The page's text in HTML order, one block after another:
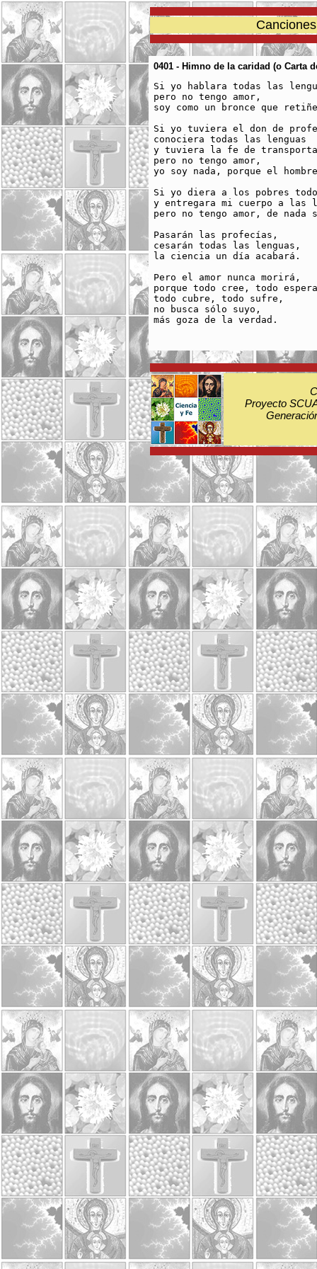
0401 - Himno de la caridad (o Carta
Si yo hablara todas las
pero no tengo amor,
soy como un bronce que
Si yo tuviera el don de
conociera todas las lenguas
y tuviera la fe de
pero no tengo amor,
yo soy nada, porque el
Si yo diera a los pobres
y entregara mi cuerpo a las
pero no tengo amor, de
Pasarán las profecías,
cesarán todas las lenguas,
la ciencia un día acabará.
Pero el amor nunca morirá,
porque todo cree, todo
todo cubre, todo sufre,
no busca sólo suyo,
más goza de la verdad.
Proyecto